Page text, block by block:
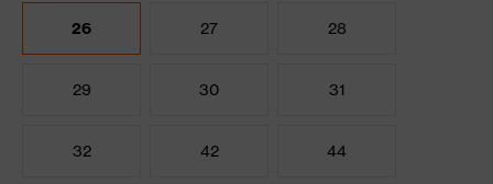
26 27 28
29 30 31
32 42 44